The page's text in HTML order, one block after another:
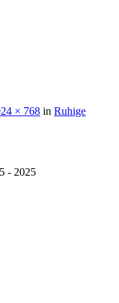
× 768 in Ruhige
- 2025